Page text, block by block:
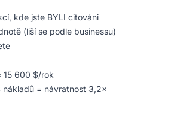
kde jste BYLI citováni
(liší se podle businessu)
600 $/rok
= návratnost 3,2×